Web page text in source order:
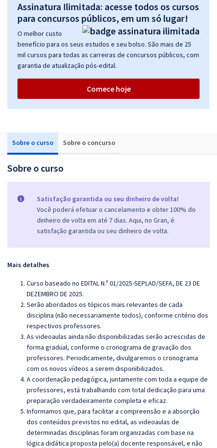
Sobre o curso Sobre o concurso
Sobre o curso
Satisfação garantida ou seu dinheiro de volta!
Você poderá efetuar o cancelamento e obter 100% do
dinheiro de volta em até 7 dias. Aqui, no Gran, é
satisfação garantida ou seu dinheiro de volta.
Mais detalhes
Curso baseado no EDITAL N.º 01/2025-SEPLAD/SEFA, DE 23 DE
DEZEMBRO DE 2025.
Serão abordados os tópicos mais relevantes de cada
disciplina (não necessariamente todos), conforme critério dos
respectivos professores.
As videoaulas ainda não disponibilizadas serão acrescidas de
forma gradual, conforme o cronograma de gravação dos
professores. Periodicamente, divulgaremos o cronograma
com os novos vídeos a serem disponibilizados.
A coordenação pedagógica, juntamente com toda a equipe de
professores, está trabalhando com total dedicação para uma
preparação verdadeiramente completa e eficaz.
Informamos que, para facilitar a compreensão e a absorção
dos conteúdos previstos no edital, as videoaulas de
determinadas disciplinas foram organizadas com base na
lógica didática proposta pelo(a) docente responsável, e não
Assinatura Ilimitada: acesse todos os cursos
para concursos públicos, em um só lugar!
O melhor custo
benefício para os seus estudos e seu bolso. São mais de 25
mil cursos para todas as carreiras de concursos públicos, com
garantia de atualização pós-edital.
Comece hoje